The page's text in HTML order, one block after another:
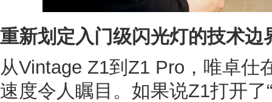
重新划定入门级闪光灯的技术边
从Vintage Z1到Z1 Pro，唯卓仕
速度令人瞩目。如果说Z1打开了